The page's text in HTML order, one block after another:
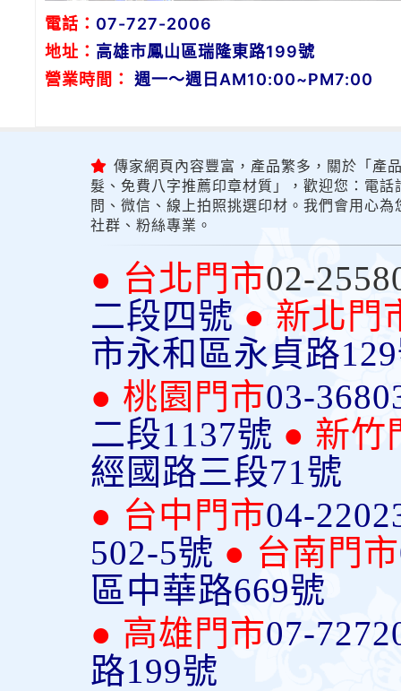
電話： 07-727-2006
地址： 高雄市鳳山區瑞隆東路199號
營業時間：
週一～週日AM10:00~PM7:00
傳家網頁內容豐富，產品繁多，關於「產
髮、免費八字推薦印章材質」，歡迎您：電
問、微信、線上拍照挑選印材。我們會用心
社群、粉絲專業。
● 台北門市02-
二段四號 ● 新北門
市永和區永貞路
● 桃園門市03-
二段1137號 ● 新竹
經國路三段71號
● 台中門市04-
502-5號 ● 台南門市
區中華路669號
● 高雄門市07-
路199號